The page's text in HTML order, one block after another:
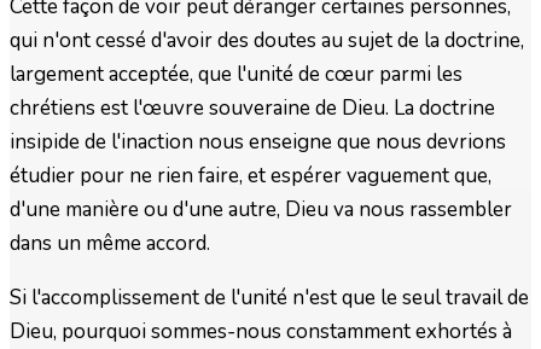
Cette façon de voir peut déranger certaines personnes,
qui n'ont cessé d'avoir des doutes au sujet de la doctrine,
largement acceptée, que l'unité de cœur parmi les
chrétiens est l'œuvre souveraine de Dieu. La doctrine
insipide de l'inaction nous enseigne que nous devrions
étudier pour ne rien faire, et espérer vaguement que,
d'une manière ou d'une autre, Dieu va nous rassembler
dans un même accord.
Si l'accomplissement de l'unité n'est que le seul travail de
Dieu, pourquoi sommes-nous constamment exhortés à